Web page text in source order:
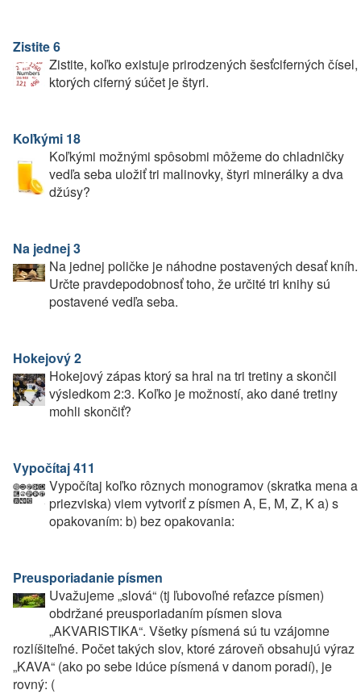
Zistite 6
Zistite, koľko existuje prirodzených šesťciferných čísel,
ktorých ciferný súčet je štyri.
Koľkými 18
Koľkými možnými spôsobmi môžeme do chladničky
vedľa seba uložiť tri malinovky, štyri minerálky a dva
džúsy?
Na jednej 3
Na jednej poličke je náhodne postavených desať kníh.
Určte pravdepodobnosť toho, že určité tri knihy sú
postavené vedľa seba.
Hokejový 2
Hokejový zápas ktorý sa hral na tri tretiny a skončil
výsledkom 2:3. Koľko je možností, ako dané tretiny
mohli skončiť?
Vypočítaj 411
Vypočítaj koľko rôznych monogramov (skratka mena a
priezviska) viem vytvoriť z písmen A, E, M, Z, K a) s
opakovaním: b) bez opakovania:
Preusporiadanie písmen
Uvažujeme „slová“ (tj ľubovoľné reťazce písmen)
obdržané preusporiadaním písmen slova
„AKVARISTIKA“. Všetky písmená sú tu vzájomne
rozlíšiteľné. Počet takých slov, ktoré zároveň obsahujú výraz
„KAVA“ (ako po sebe idúce písmená v danom poradí), je
rovný: (